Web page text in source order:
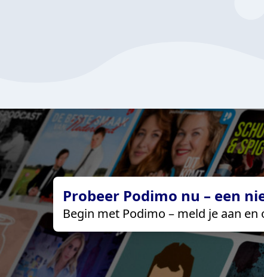
Probeer Podimo nu – een
Begin met Podimo – meld je aan